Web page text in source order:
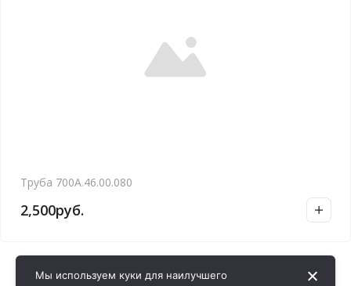
Труба 700А.46.00.080
2,500руб.
Мы используем куки для наилучшего